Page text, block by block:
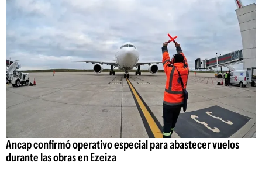
Ancap confirmó operativo especial para abastecer vuelos
durante las obras en Ezeiza